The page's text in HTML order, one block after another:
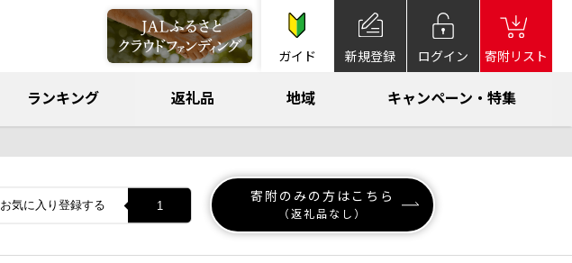
ガイド 新規登録 ログイン 寄附リスト
ランキング 返礼品 地域 キャンペーン・特集
お気に入り登録する 1
寄附のみの方はこちら
（返礼品なし）